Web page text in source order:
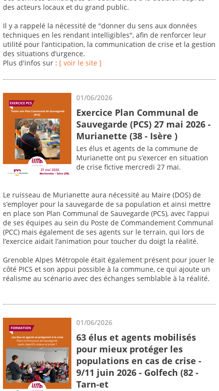
des acteurs locaux et du grand public.
Il y a rappelé la nécessité de "donner du sens aux données
techniques en les rendant intelligibles", afin de renforcer leur
utilité pour l’anticipation, la communication de crise et la gestion
des situations d’urgence.
Plus d'infos sur : [ voir le site ]
01/06/2026
Exercice Plan Communal de
Sauvegarde (PCS) 27 mai 2026 -
Murianette (38 - Isère )
Les élus et agents de la commune de
Murianette ont pu s’exercer en situation
de crise fictive mercredi 27 mai.
Le ruisseau de Murianette aura nécessité au Maire (DOS) de
s’employer pour la sauvegarde de sa population et ainsi mettre
en place son Plan Communal de Sauvegarde (PCS), avec l’appui
de ses équipes au sein du Poste de Commandement Communal
(PCC) mais également de ses agents sur le terrain, qui lors de
l’exercice aidait l’animation pour toucher du doigt la réalité.
Grenoble Alpes Métropole était également présent pour jouer le
côté PICS et son appui possible à la commune, ce qui ajoute un
réalisme au scénario avec des échanges semblable à la réalité.
01/06/2026
63 élus et agents mobilisés
pour mieux protéger les
populations en cas de crise -
9/11 juin 2026 - Golfech (82 -
Tarn-et